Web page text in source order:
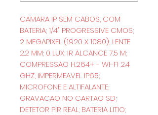
CAMARA IP SEM CABOS, COM
BATERIA; 1/4" PROGRESSIVE CMOS;
2 MEGAPIXEL (1920 X 1080); LENTE
2.2 MM; 0 LUX; IR ALCANCE 7.5 M;
COMPRESSAO H.264+ - WI-FI 2.4
GHZ; IMPERMEAVEL IP65;
MICROFONE E ALTIFALANTE;
GRAVACAO NO CARTAO SD;
DETETOR PIR REAL; BATERIA LITIO;